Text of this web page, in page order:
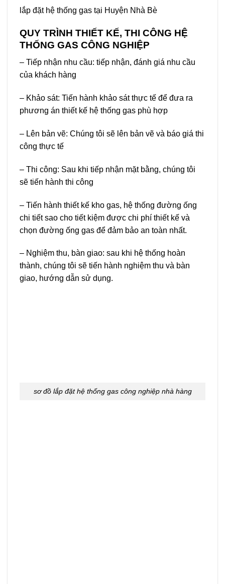
lắp đặt hệ thống gas tại Huyện Nhà Bè
QUY TRÌNH THIẾT KẾ, THI CÔNG HỆ
THỐNG GAS CÔNG NGHIỆP
– Tiếp nhận nhu cầu: tiếp nhận, đánh giá nhu cầu
của khách hàng
– Khảo sát: Tiến hành khảo sát thực tế để đưa ra
phương án thiết kế hệ thống gas phù hợp
– Lên bản vẽ: Chúng tôi sẽ lên bản vẽ và báo giá thi
công thực tế
– Thi công: Sau khi tiếp nhận mặt bằng, chúng tôi
sẽ tiến hành thi công
– Tiến hành thiết kế kho gas, hệ thống đường ống
chi tiết sao cho tiết kiệm được chi phí thiết kế và
chọn đường ống gas để đảm bảo an toàn nhất.
– Nghiệm thu, bàn giao: sau khi hệ thống hoàn
thành, chúng tôi sẽ tiến hành nghiệm thu và bàn
giao, hướng dẫn sử dụng.
sơ đồ lắp đặt hệ thống gas công nghiệp nhà hàng